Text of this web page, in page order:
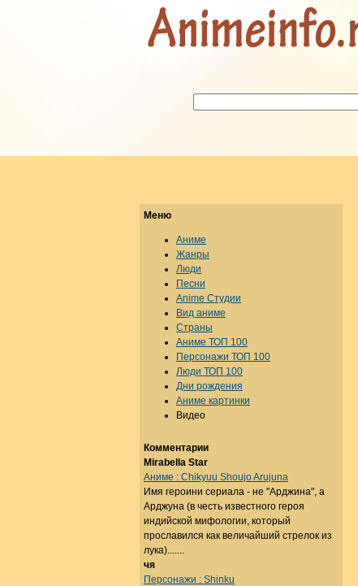
Меню
Аниме
Жанры
Люди
Песни
Anime Студии
Вид аниме
Страны
Аниме ТОП 100
Персонажи ТОП 100
Люди ТОП 100
Дни рождения
Аниме картинки
Видео
Комментарии
Mirabella Star
Аниме : Chikyuu Shoujo Arujuna
Имя героини сериала - не "Арджина", а
Арджуна (в честь известного героя
индийской мифологии, который
прославился как величайший стрелок из
лука).......
чя
Персонажи : Shinku